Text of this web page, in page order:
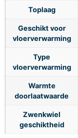
Toplaag
Geschikt voor
vloerverwarming
Type
vloerverwarming
Warmte
doorlaatwaarde
Zwenkwiel
geschiktheid